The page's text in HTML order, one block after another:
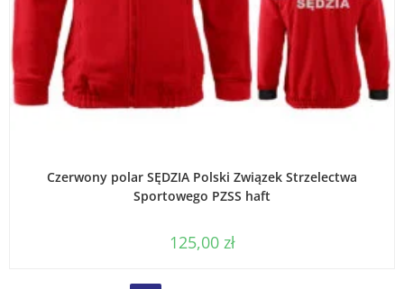
Czerwony polar SĘDZIA Polski Związek Strzelectwa
Sportowego PZSS haft
125,00 zł